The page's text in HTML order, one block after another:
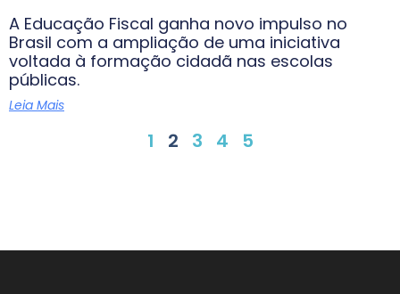
A Educação Fiscal ganha novo impulso no
Brasil com a ampliação de uma iniciativa
voltada à formação cidadã nas escolas
públicas.
Leia Mais
1 2 3 4 5